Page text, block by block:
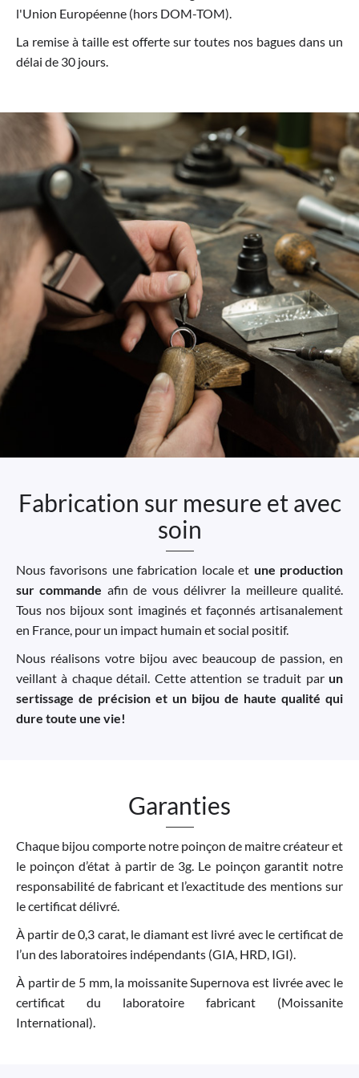
l'Union Européenne (hors DOM-TOM).
La remise à taille est offerte sur toutes nos bagues dans un
délai de 30 jours.
Fabrication sur mesure et avec
soin
Nous favorisons une fabrication locale et une production
sur commande afin de vous délivrer la meilleure qualité.
Tous nos bijoux sont imaginés et façonnés artisanalement
en France, pour un impact humain et social positif.
Nous réalisons votre bijou avec beaucoup de passion, en
veillant à chaque détail. Cette attention se traduit par un
sertissage de précision et un bijou de haute qualité qui
dure toute une vie!
Garanties
Chaque bijou comporte notre poinçon de maitre créateur et
le poinçon d’état à partir de 3g. Le poinçon garantit notre
responsabilité de fabricant et l’exactitude des mentions sur
le certificat délivré.
À partir de 0,3 carat, le diamant est livré avec le certificat de
l’un des laboratoires indépendants (GIA, HRD, IGI).
À partir de 5 mm, la moissanite Supernova est livrée avec le
certificat du laboratoire fabricant (Moissanite
International).